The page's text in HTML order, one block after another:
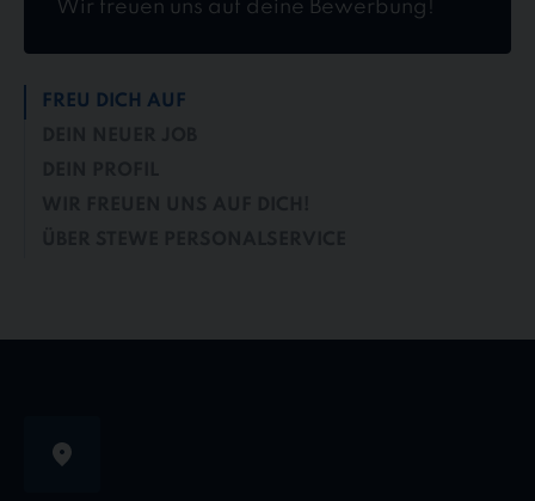
Wir freuen uns auf deine Bewerbung!
FREU DICH AUF